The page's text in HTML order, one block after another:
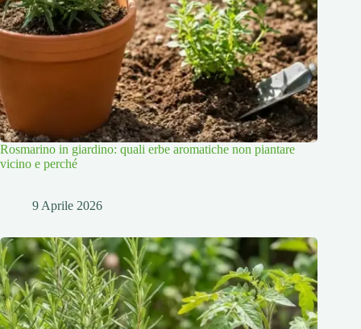
Rosmarino in giardino: quali erbe aromatiche non piantare
vicino e perché
9 Aprile 2026